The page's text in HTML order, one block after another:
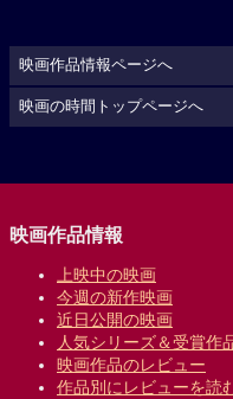
映画作品情報ページへ
映画の時間トップページへ
映画作品情報
上映中の映画
今週の新作映画
近日公開の映画
人気シリーズ＆受賞作
映画作品のレビュー
作品別にレビューを読